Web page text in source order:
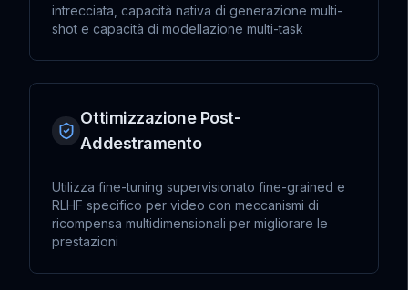
intrecciata, capacità nativa di generazione multi-
shot e capacità di modellazione multi-task
Ottimizzazione Post-
Addestramento
Utilizza fine-tuning supervisionato fine-grained e
RLHF specifico per video con meccanismi di
ricompensa multidimensionali per migliorare le
prestazioni